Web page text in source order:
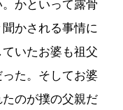
かといって露骨
かされる事情に
いたお婆も祖父
た。そしてお婆
のが撲の父親だ